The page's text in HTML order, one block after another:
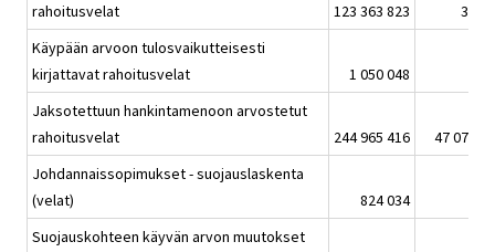
rahoitusvelat
123 363 823
37
Käypään arvoon tulosvaikutteisesti
kirjattavat rahoitusvelat
1 050 048
Jaksotettuun hankintamenoon arvostetut
rahoitusvelat
244 965 416
47 072
Johdannaissopimukset - suojauslaskenta
(velat)
824 034
Suojauskohteen käyvän arvon muutokset